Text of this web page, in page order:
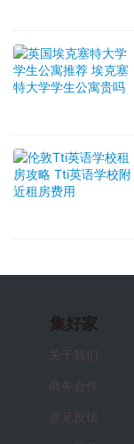
集好家
关于我们
商务合作
意见反馈